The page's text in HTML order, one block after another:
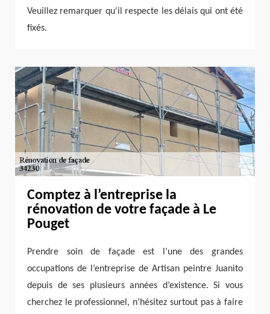
Veuillez remarquer qu'il respecte les délais qui ont été
fixés.
Comptez à l’entreprise la
rénovation de votre façade à Le
Pouget
Prendre soin de façade est l’une des grandes
occupations de l’entreprise de Artisan peintre Juanito
depuis de ses plusieurs années d’existence. Si vous
cherchez le professionnel, n’hésitez surtout pas à faire